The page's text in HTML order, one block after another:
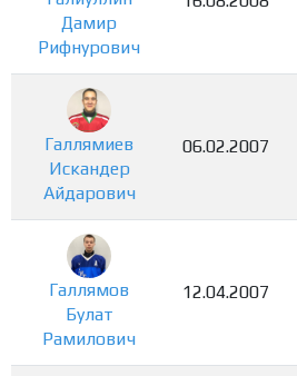
Дамир
Рифнурович
Галлямиев
Искандер
Айдарович
06.02.2007
Галлямов
Булат
Рамилович
12.04.2007